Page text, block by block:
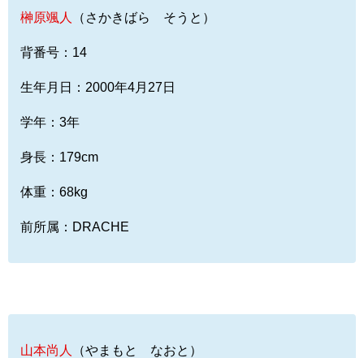
榊原颯人 （さかきばら そうと）
背番号：14
生年月日：2000年4月27日
学年：3年
身長：179cm
体重：68kg
前所属：DRACHE
山本尚人 （やまもと なおと）